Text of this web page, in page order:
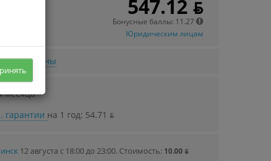
547.12 ƃ
Бонусные баллы: 11.27
Юридическим лицам
цены
месяца
гарантии на 1 год: 54.71 ƃ
12 августа с 18:00 до 23:00. Стоимость: 10.00 ƃ